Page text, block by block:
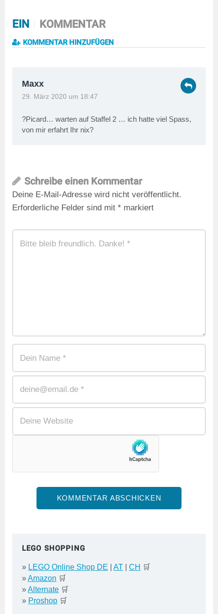
EIN KOMMENTAR
KOMMENTAR HINZUFÜGEN
Maxx
29. März 2020 um 18:47
?Picard… warten auf Staffel 2 … ich hatte viel Spass,
von mir erfahrt Ihr nix?
Schreibe einen Kommentar
Deine E-Mail-Adresse wird nicht veröffentlicht.
Erforderliche Felder sind mit * markiert
LEGO SHOPPING
» LEGO Online Shop DE AT CH 🛒
»Amazon 🛒
»Alternate 🛒
» Proshop 🛒